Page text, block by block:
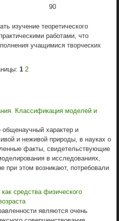
90
изучение теоретического
работами, что
учащимися творческих
1 2
Классификация моделей и
характер и
и неживой природы, в науках о
факты, свидетельствующие
в исследованиях,
при этом возникают, потребовали
средства физического
являются очень